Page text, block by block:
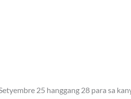
25 hanggang 28 para sa